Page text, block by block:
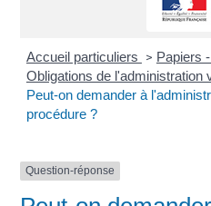
Accueil particuliers > Papiers
Obligations de l'administration
Peut-on demander à
procédure ?
Question-réponse